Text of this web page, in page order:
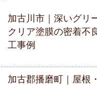
加古川市｜深いグリ
クリア塗膜の密着不
工事例
加古郡播磨町｜屋根